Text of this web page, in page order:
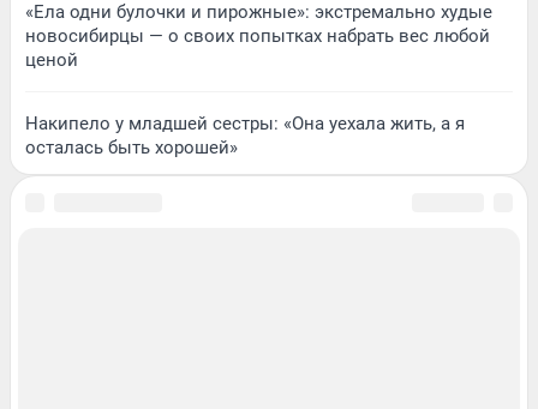
«Ела одни булочки и пирожные»: экстремально худые
новосибирцы — о своих попытках набрать вес любой
ценой
Накипело у младшей сестры: «Она уехала жить, а я
осталась быть хорошей»